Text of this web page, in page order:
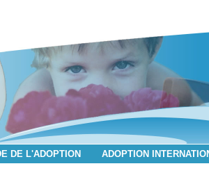
DE L'ADOPTION ADOPTION